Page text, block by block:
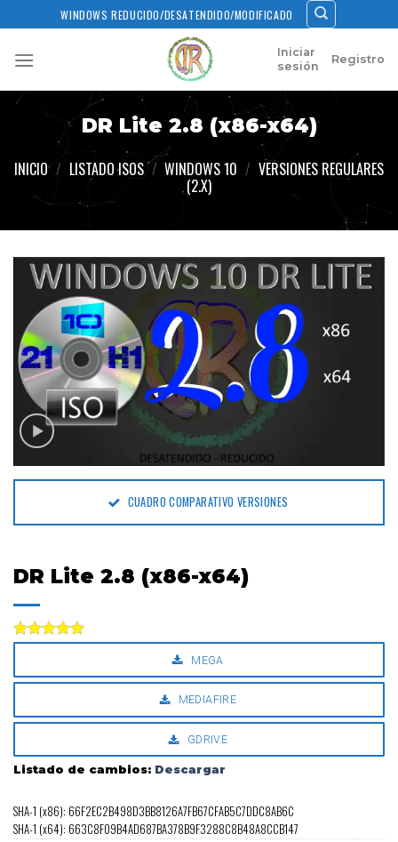
to
content
WINDOWS REDUCIDO/DESATENDIDO/MODIFICADO
Iniciar
sesión
Registro
DR Lite 2.8 (x86-x64)
INICIO / LISTADO ISOS / WINDOWS 10 / VERSIONES REGULARES
(2.X)
CUADRO COMPARATIVO VERSIONES
DR Lite 2.8 (x86-x64)
de 5
MEGA
MEDIAFIRE
GDRIVE
Listado de cambios: Descargar
SHA-1 (x86): 66F2EC2B498D3BB8126A7FB67CFAB5C7DDC8AB6C
SHA-1 (x64): 663C8F09B4AD687BA378B9F3288C8B48A8CCB147